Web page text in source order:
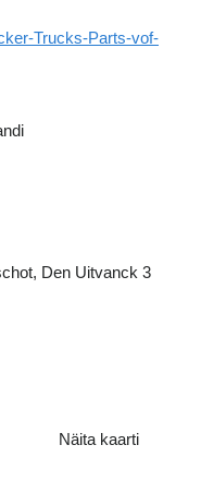
Trucks-Parts-vof-
Den Uitvanck 3
Näita kaarti